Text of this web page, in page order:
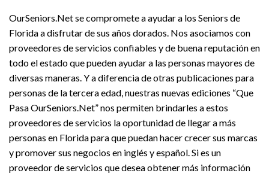
OurSeniors.Net se compromete a ayudar a los Seniors de
Florida a disfrutar de sus años dorados. Nos asociamos con
proveedores de servicios confiables y de buena reputación en
todo el estado que pueden ayudar a las personas mayores de
diversas maneras. Y a diferencia de otras publicaciones para
personas de la tercera edad, nuestras nuevas ediciones “Que
Pasa OurSeniors.Net” nos permiten brindarles a estos
proveedores de servicios la oportunidad de llegar a más
personas en Florida para que puedan hacer crecer sus marcas
y promover sus negocios en inglés y español. Si es un
proveedor de servicios que desea obtener más información